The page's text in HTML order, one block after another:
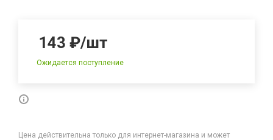
143 ₽/шт
Ожидается поступление
Цена действительна только для интернет-магазина и может